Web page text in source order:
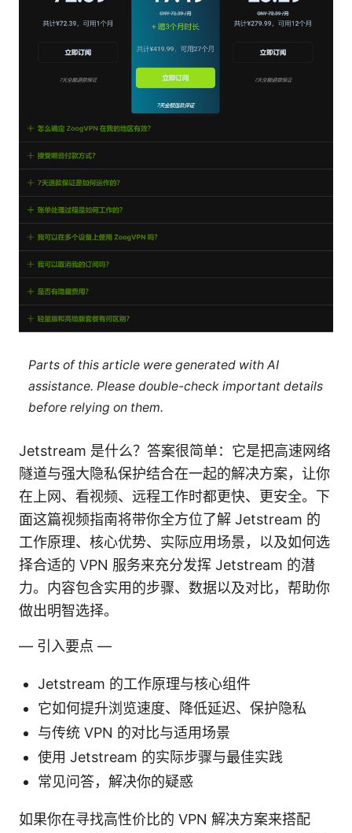
Parts of this article were generated with AI
assistance. Please double-check important details
before relying on them.
Jetstream 是什么？答案很简单：它是把高速网络
隧道与强大隐私保护结合在一起的解决方案，让你
在上网、看视频、远程工作时都更快、更安全。下
面这篇视频指南将带你全方位了解 Jetstream 的
工作原理、核心优势、实际应用场景，以及如何选
择合适的 VPN 服务来充分发挥 Jetstream 的潜
力。内容包含实用的步骤、数据以及对比，帮助你
做出明智选择。
— 引入要点 —
Jetstream 的工作原理与核心组件
它如何提升浏览速度、降低延迟、保护隐私
与传统 VPN 的对比与适用场景
使用 Jetstream 的实际步骤与最佳实践
常见问答，解决你的疑惑
如果你在寻找高性价比的 VPN 解决方案来搭配